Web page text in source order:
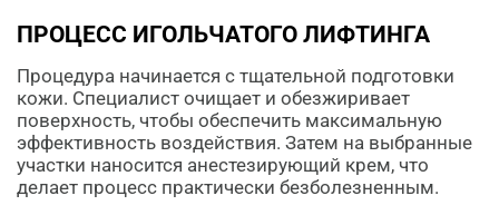
ПРОЦЕСС ИГОЛЬЧАТОГО ЛИФТИНГА
Процедура начинается с тщательной подготовки
кожи. Специалист очищает и обезжиривает
поверхность, чтобы обеспечить максимальную
эффективность воздействия. Затем на выбранные
участки наносится анестезирующий крем, что
делает процесс практически безболезненным.